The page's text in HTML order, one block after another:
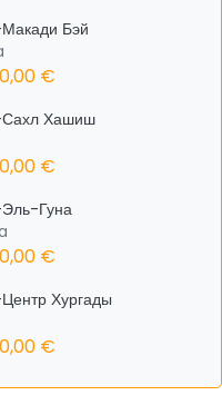
Бэй
€
Сахл Хашиш
€
Гуна
€
Хургады
€